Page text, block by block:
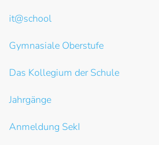
it@school
Gymnasiale Oberstufe
Das Kollegium der Schule
Jahrgänge
Anmeldung SekI